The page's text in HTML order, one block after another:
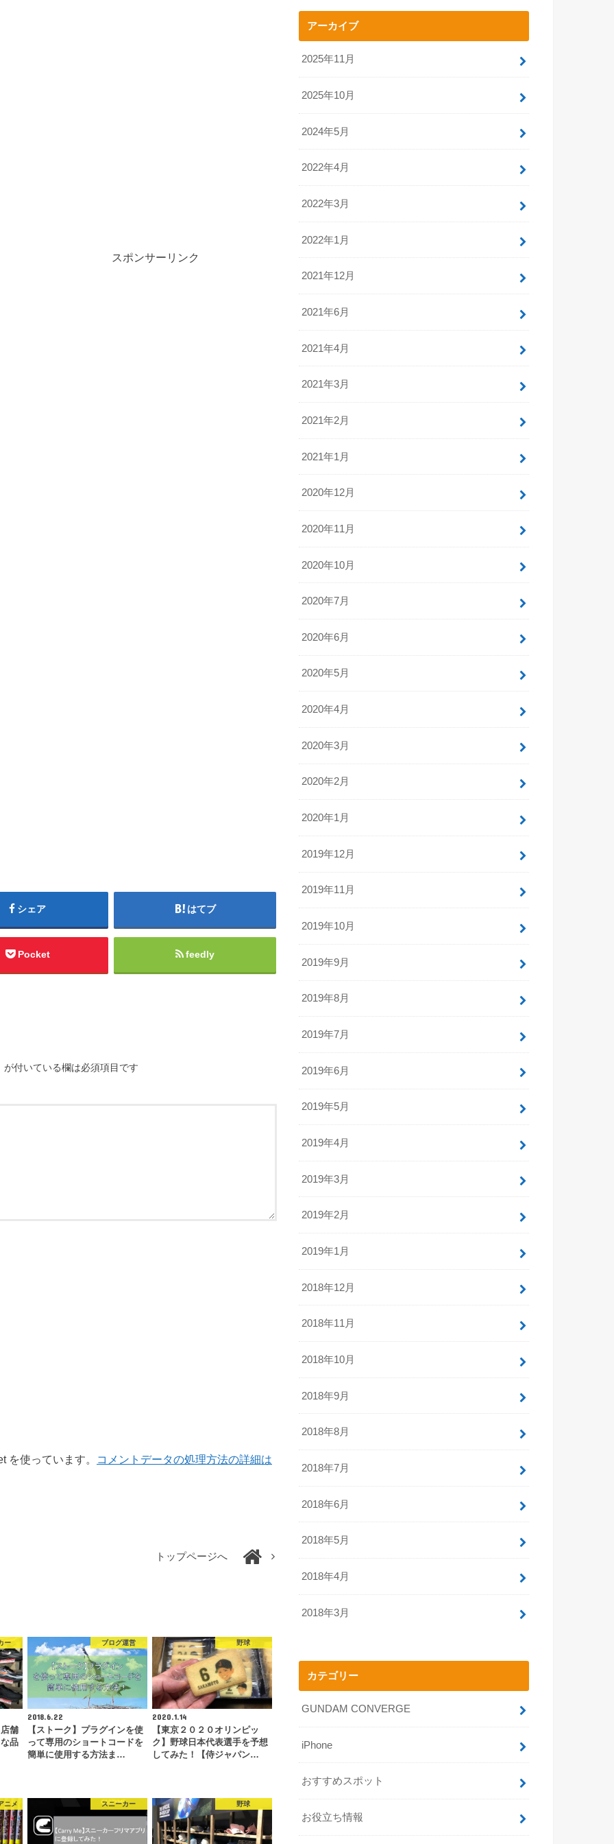
スポンサーリンク
シェア はてブ
Pocket feedly
が付いている欄は必須項目です
を使っています。 コメントデータの処理方法の詳細は
トップページへ
ー
舗
品
ブログ運営
2018.6.22
【ストーク】プラグインを使
って専用のショートコードを
簡単に使用する方法ま…
野球
2020.1.14
【東京２０２０オリンピッ
ク】野球日本代表選手を予想
してみた！【侍ジャパン…
ニメ スニーカー 野球
アーカイブ
2025年11月
2025年10月
2024年5月
2022年4月
2022年3月
2022年1月
2021年12月
2021年6月
2021年4月
2021年3月
2021年2月
2021年1月
2020年12月
2020年11月
2020年10月
2020年7月
2020年6月
2020年5月
2020年4月
2020年3月
2020年2月
2020年1月
2019年12月
2019年11月
2019年10月
2019年9月
2019年8月
2019年7月
2019年6月
2019年5月
2019年4月
2019年3月
2019年2月
2019年1月
2018年12月
2018年11月
2018年10月
2018年9月
2018年8月
2018年7月
2018年6月
2018年5月
2018年4月
2018年3月
カテゴリー
GUNDAM CONVERGE
iPhone
おすすめスポット
お役立ち情報